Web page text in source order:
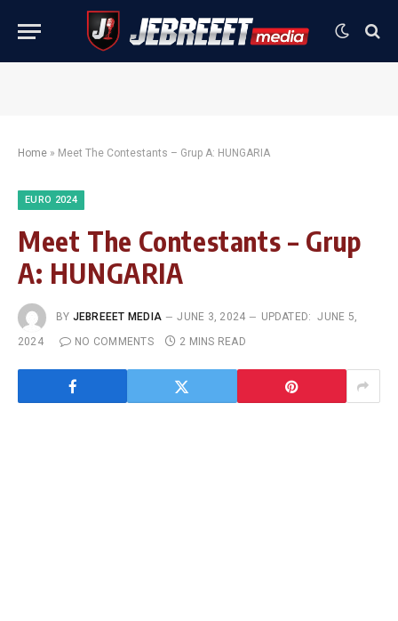
Home » Meet The Contestants – Grup A: HUNGARIA
EURO 2024
Meet The Contestants – Grup
A: HUNGARIA
BY JEBREEET MEDIA JUNE 3, 2024 UPDATED:
JUNE 5,
2024
NO COMMENTS 2 MINS READ